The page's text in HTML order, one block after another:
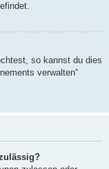
so kannst du dies
verwalten“